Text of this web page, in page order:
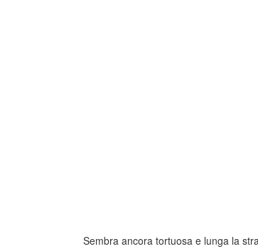
Sembra ancora tortuosa e lunga la